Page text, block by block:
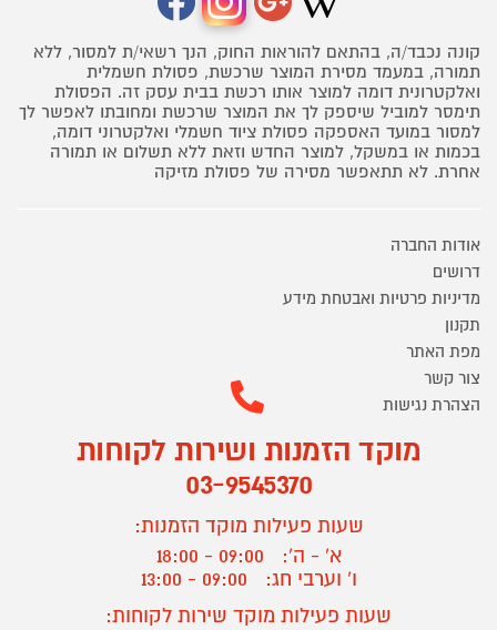
קונה נכבד/ה, בהתאם להוראות החוק, הנך רשאי/ת למסור, ללא
תמורה, במעמד מסירת המוצר שרכשת, פסולת חשמלית
ואלקטרונית דומה למוצר אותו רכשת בבית עסק זה. הפסולת
תימסר למוביל שיספק לך את המוצר שרכשת ומחובתו לאפשר לך
למסור במועד האספקה פסולת ציוד חשמלי ואלקטרוני דומה,
בכמות או במשקל, למוצר החדש וזאת ללא תשלום או תמורה
אחרת. לא תתאפשר מסירה של פסולת מזיקה
אודות החברה
דרושים
מדיניות פרטיות ואבטחת מידע
תקנון
מפת האתר
צור קשר
הצהרת נגישות
מוקד הזמנות ושירות לקוחות
03-9545370
שעות פעילות מוקד הזמנות:
א' - ה':
09:00 - 18:00
ו' וערבי חג:
09:00 - 13:00
שעות פעילות מוקד שירות לקוחות: